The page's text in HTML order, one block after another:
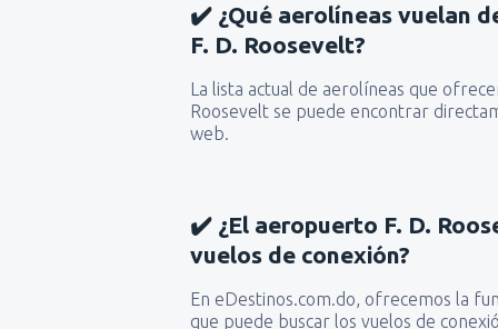
✔️ ¿Qué aerolíneas vuelan
F. D. Roosevelt?
La lista actual de aerolíneas que
Roosevelt se puede encontrar
web.
✔️ ¿El aeropuerto F. D.
vuelos de conexión?
En eDestinos.com.do, ofrecemos la
que puede buscar los vuelos de